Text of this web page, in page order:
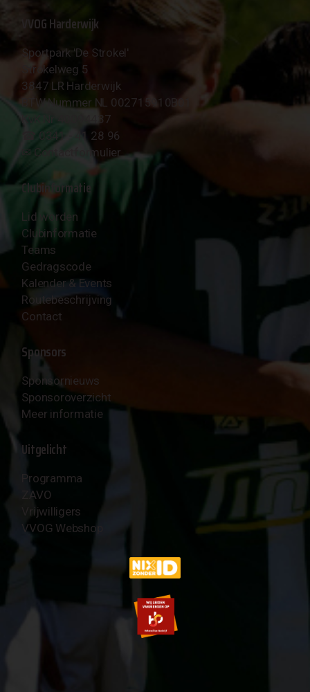
VVOG Harderwijk
Sportpark 'De Strokel'
Strokelweg 5
3847 LR Harderwijk
BTW Nummer NL 002715910B01
KvK Nr 40094437
☎︎ 0341 - 41 28 96
✉︎ Contactformulier
Clubinformatie
Lid worden
Clubinformatie
Teams
Gedragscode
Kalender & Events
Routebeschrijving
Contact
Sponsors
Sponsornieuws
Sponsoroverzicht
Meer informatie
Uitgelicht
Programma
ZAVO
Vrijwilligers
VVOG Webshop